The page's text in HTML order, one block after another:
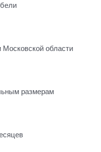
области
размерам